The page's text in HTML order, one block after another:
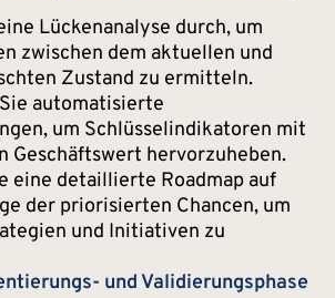
Lückenanalyse durch, um
zwischen dem aktuellen und
Zustand zu ermitteln.
automatisierte
um Schlüsselindikatoren mit
Geschäftswert hervorzuheben.
eine detaillierte Roadmap auf
der priorisierten Chancen, um
und Initiativen zu
und Validierungsphase